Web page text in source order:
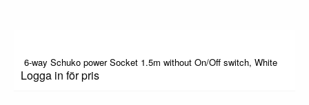
6-way Schuko power Socket 1.5m without On/Off switch, White
Logga in för pris